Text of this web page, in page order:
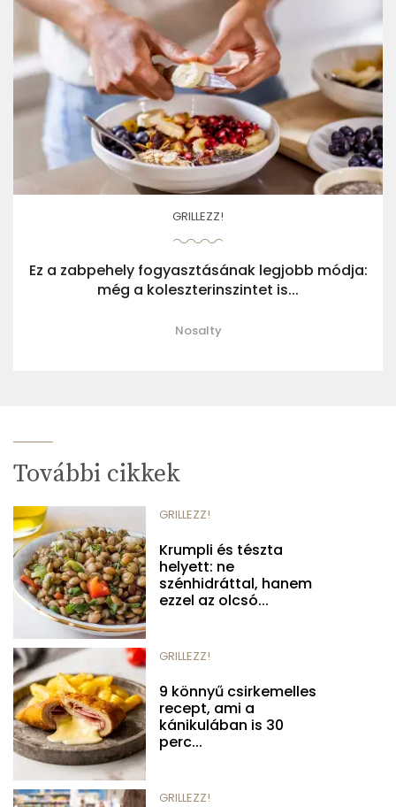
GRILLEZZ!
Ez a zabpehely fogyasztásának legjobb módja:
még a koleszterinszintet is...
Nosalty
További cikkek
GRILLEZZ!
Krumpli és tészta
helyett: ne
szénhidráttal, hanem
ezzel az olcsó...
GRILLEZZ!
9 könnyű csirkemelles
recept, ami a
kánikulában is 30
perc...
GRILLEZZ!